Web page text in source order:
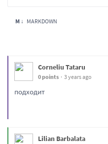
M ↓ MARKDOWN
Corneliu Tataru
0 points 3 years ago
подходит
Lilian Barbalata